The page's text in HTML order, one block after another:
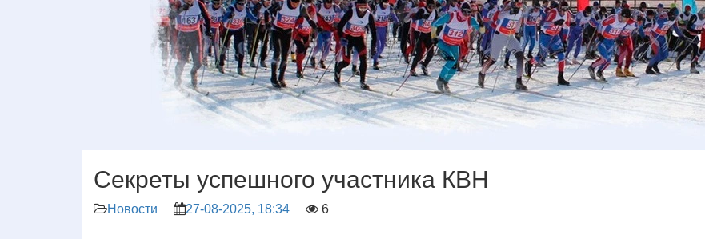
Секреты успешного участника КВН
Новости 27-08-2025, 18:34 6